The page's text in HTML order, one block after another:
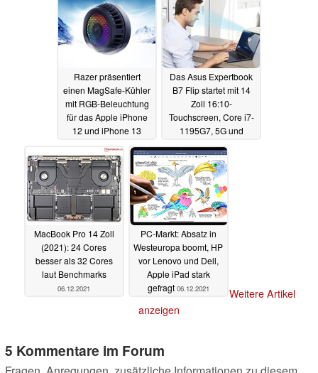
Razer präsentiert
einen MagSafe-Kühler
mit RGB-Beleuchtung
für das Apple iPhone
12 und iPhone 13
Das Asus Expertbook
B7 Flip startet mit 14
Zoll 16:10-
Touchscreen, Core i7-
1195G7, 5G und
innovativen Features
07.12.2021
MacBook Pro 14 Zoll
(2021): 24 Cores
besser als 32 Cores
laut Benchmarks
06.12.2021
PC-Markt: Absatz in
Westeuropa boomt, HP
vor Lenovo und Dell,
Apple iPad stark
gefragt 06.12.2021
Weitere Artikel
anzeigen
5 Kommentare im Forum